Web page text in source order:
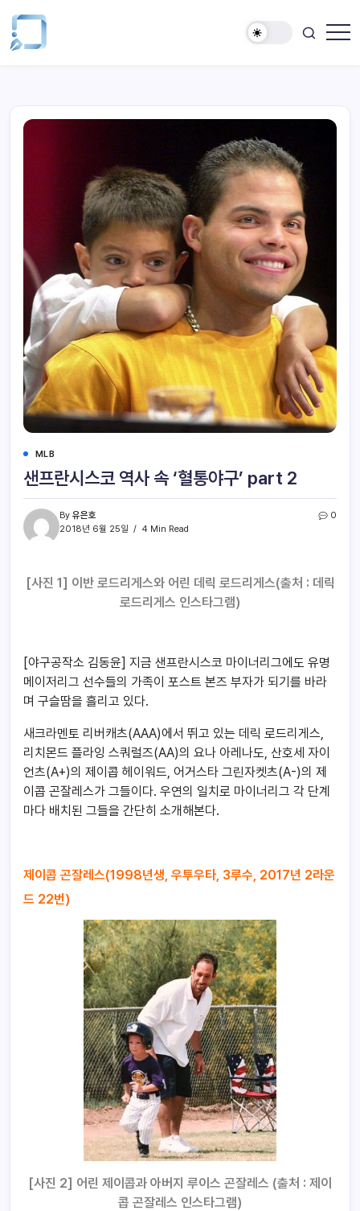
MLB
샌프란시스코 역사 속 ‘혈통야구’ part 2
By 유은호
2018년 6월 25일
4 Min Read
0
[사진 1] 이반 로드리게스와 어린 데릭 로드리게스(출처 : 데릭
로드리게스 인스타그램)
[야구공작소 김동윤] 지금 샌프란시스코 마이너리그에도 유명
메이저리그 선수들의 가족이 포스트 본즈 부자가 되기를 바라
며 구슬땀을 흘리고 있다.
새크라멘토 리버캐츠(AAA)에서 뛰고 있는 데릭 로드리게스,
리치몬드 플라잉 스쿼럴즈(AA)의 요나 아레나도, 산호세 자이
언츠(A+)의 제이콥 헤이워드, 어거스타 그린자켓츠(A-)의 제
이콥 곤잘레스가 그들이다. 우연의 일치로 마이너리그 각 단계
마다 배치된 그들을 간단히 소개해본다.
제이콥 곤잘레스(1998년생, 우투우타, 3루수, 2017년 2라운
드 22번)
[사진 2] 어린 제이콥과 아버지 루이스 곤잘레스 (출처 : 제이
콥 곤잘레스 인스타그램)